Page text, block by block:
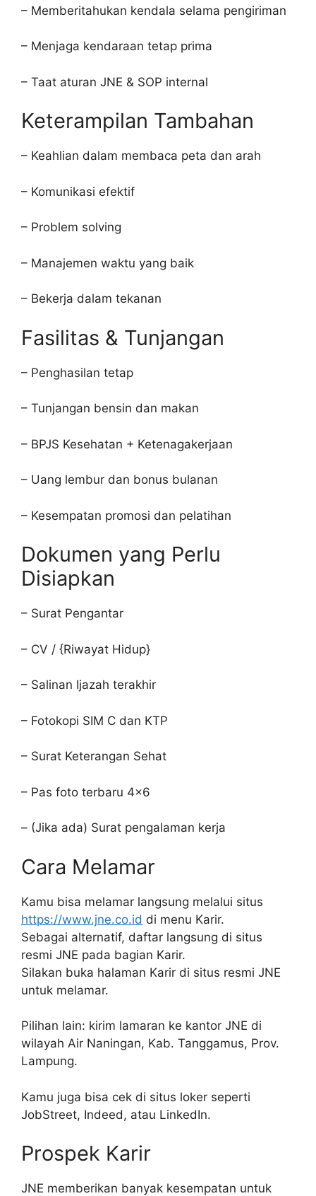
– Memberitahukan kendala selama pengiriman
– Menjaga kendaraan tetap prima
– Taat aturan JNE & SOP internal
Keterampilan Tambahan
– Keahlian dalam membaca peta dan arah
– Komunikasi efektif
– Problem solving
– Manajemen waktu yang baik
– Bekerja dalam tekanan
Fasilitas & Tunjangan
– Penghasilan tetap
– Tunjangan bensin dan makan
– BPJS Kesehatan + Ketenagakerjaan
– Uang lembur dan bonus bulanan
– Kesempatan promosi dan pelatihan
Dokumen yang Perlu
Disiapkan
– Surat Pengantar
– CV / {Riwayat Hidup}
– Salinan Ijazah terakhir
– Fotokopi SIM C dan KTP
– Surat Keterangan Sehat
– Pas foto terbaru 4×6
– (Jika ada) Surat pengalaman kerja
Cara Melamar
Kamu bisa melamar langsung melalui situs
https://www.jne.co.id di menu Karir.
Sebagai alternatif, daftar langsung di situs
resmi JNE pada bagian Karir.
Silakan buka halaman Karir di situs resmi JNE
untuk melamar.
Pilihan lain: kirim lamaran ke kantor JNE di
wilayah Air Naningan, Kab. Tanggamus, Prov.
Lampung.
Kamu juga bisa cek di situs loker seperti
JobStreet, Indeed, atau LinkedIn.
Prospek Karir
JNE memberikan banyak kesempatan untuk